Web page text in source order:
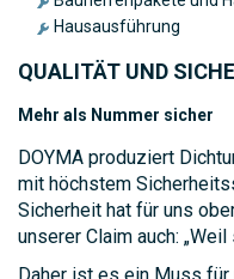
Hausausführung
QUALITÄT UND
Mehr als Nummer sicher
DOYMA produziert
mit höchstem
Sicherheit hat für uns
unserer Claim auch: